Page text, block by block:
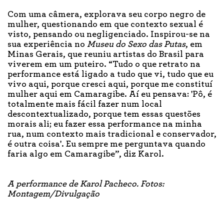
Com uma câmera, explorava seu corpo negro de
mulher, questionando em que contexto sexual é
visto, pensando ou negligenciado. Inspirou-se na
sua experiência no Museu do Sexo das Putas, em
Minas Gerais, que reuniu artistas do Brasil para
viverem em um puteiro. “Tudo o que retrato na
performance está ligado a tudo que vi, tudo que eu
vivo aqui, porque cresci aqui, porque me constituí
mulher aqui em Camaragibe. Aí eu pensava: 'Pô, é
totalmente mais fácil fazer num local
descontextualizado, porque tem essas questões
morais ali; eu fazer essa performance na minha
rua, num contexto mais tradicional e conservador,
é outra coisa'. Eu sempre me perguntava quando
faria algo em Camaragibe”, diz Karol.
A performance de Karol Pacheco. Fotos:
Montagem/Divulgação